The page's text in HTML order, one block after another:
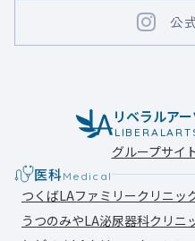
公
リベラルア
グループサイ
医科Medical
つくばLAファミリークリニッ
うつのみやLA泌尿器科クリニ